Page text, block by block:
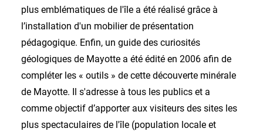
plus emblématiques de l'île a été réalisé grâce à
l’installation d'un mobilier de présentation
pédagogique. Enfin, un guide des curiosités
géologiques de Mayotte a été édité en 2006 afin de
compléter les « outils » de cette découverte minérale
de Mayotte. Il s'adresse à tous les publics et a
comme objectif d’apporter aux visiteurs des sites les
plus spectaculaires de l'île (population locale et